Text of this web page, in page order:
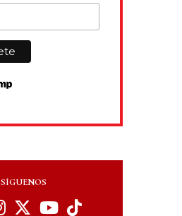
SÍGUENOS